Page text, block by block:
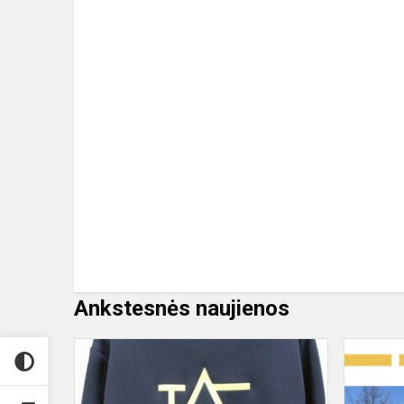
Ankstesnės naujienos
užsakytų
uniformų